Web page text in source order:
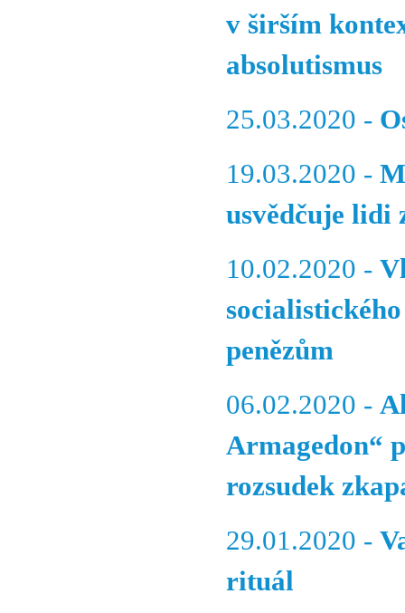
v širším
absolutismus
25.03.2020 -
19.03.2020 -
usvědčuje lidi
10.02.2020 -
penězům
06.02.2020 -
Armagedon“
rozsudek
29.01.2020 -
rituál